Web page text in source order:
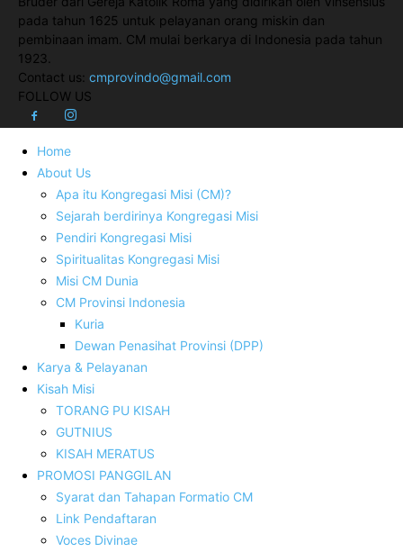
pada tahun 1625 untuk pelayanan orang miskin dan
pembinaan imam. CM mulai berkarya di Indonesia pada tahun
1923.
Contact us: cmprovindo@gmail.com
FOLLOW US
Home
About Us
Apa itu Kongregasi Misi (CM)?
Sejarah berdirinya Kongregasi Misi
Pendiri Kongregasi Misi
Spiritualitas Kongregasi Misi
Misi CM Dunia
CM Provinsi Indonesia
Kuria
Dewan Penasihat Provinsi (DPP)
Karya & Pelayanan
Kisah Misi
TORANG PU KISAH
GUTNIUS
KISAH MERATUS
PROMOSI PANGGILAN
Syarat dan Tahapan Formatio CM
Link Pendaftaran
Voces Divinae